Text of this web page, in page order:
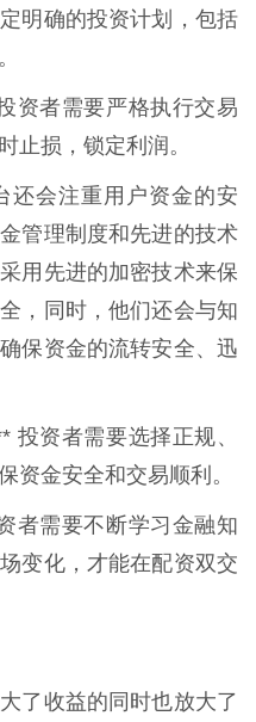
明确的投资计划，包括
资者需要严格执行交易
止损，锁定利润。
还会注重用户资金的安
管理制度和先进的技术
用先进的加密技术来保
，同时，他们还会与知
保资金的流转安全、迅
投资者需要选择正规、
资金安全和交易顺利。
者需要不断学习金融知
变化，才能在配资双交
了收益的同时也放大了